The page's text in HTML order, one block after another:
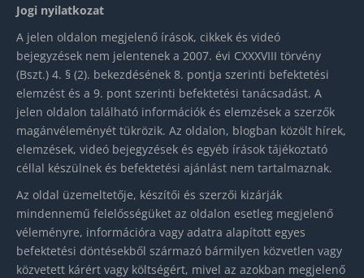
Jogi nyilatkozat
A jelen oldalon megjelenő írások, cikkek és videó
bejegyzések nem jelentenek a 2007. évi CXXXVIII törvény
(Bszt.) 4. § (2). bekezdésének 8. pontja szerinti befektetési
elemzést és a 9. pont szerinti befektetési tanácsadást. A
jelen oldalon található információk és elemzések a szerzők
magánvéleményét tükrözik. Az oldalon, blogban közölt hírek,
elemzések, videó bejegyzések és egyéb írások tájékoztató
céllal készülnek és befektetési ajánlást nem tartalmaznak.
Az oldal üzemeltetője, készítői és szerzői kizárják
mindennemű felelősségüket az oldalon esetleg megjelenő
véleményre, információra vagy adatra alapított egyes
befektetési döntésekből származó bármilyen közvetlen vagy
közvetett kárért vagy költségért, mivel az azokban megjelenő